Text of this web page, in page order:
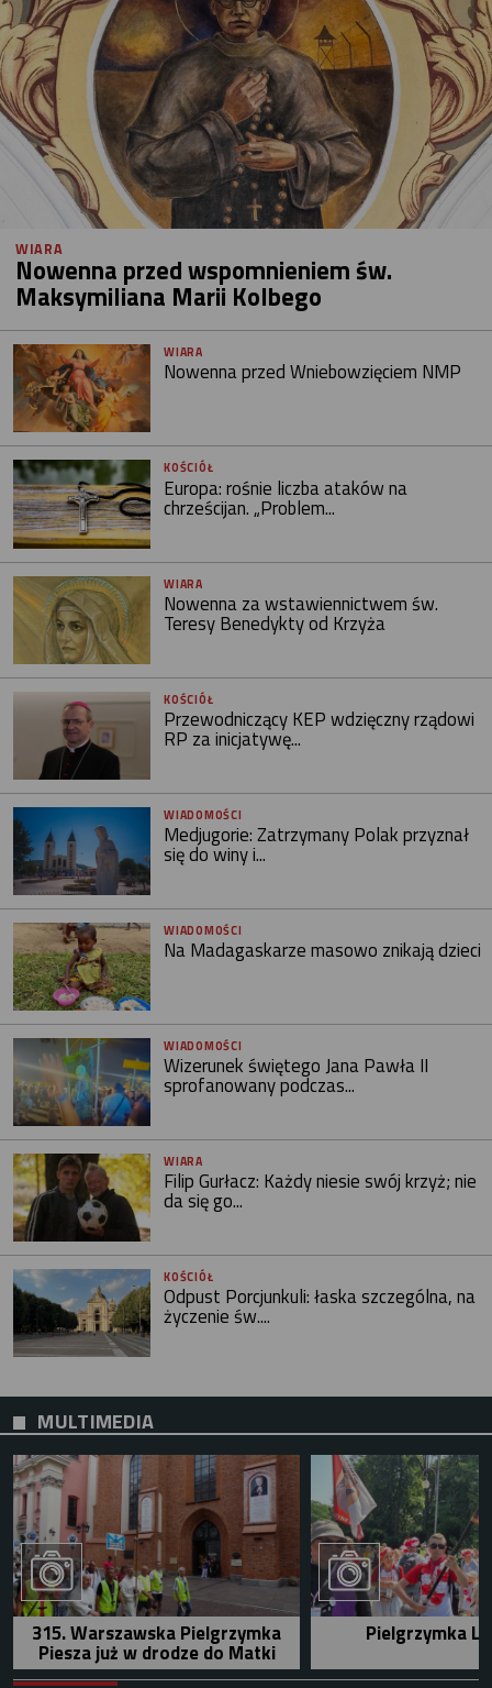
WIARA
Nowenna przed wspomnieniem św.
Maksymiliana Marii Kolbego
WIARA
Nowenna przed Wniebowzięciem NMP
KOŚCIÓŁ
Europa: rośnie liczba ataków na
chrześcijan. „Problem...
WIARA
Nowenna za wstawiennictwem św.
Teresy Benedykty od Krzyża
KOŚCIÓŁ
Przewodniczący KEP wdzięczny rządowi
RP za inicjatywę...
WIADOMOŚCI
Medjugorie: Zatrzymany Polak przyznał
się do winy i...
WIADOMOŚCI
Na Madagaskarze masowo znikają dzieci
WIADOMOŚCI
Wizerunek świętego Jana Pawła II
sprofanowany podczas...
WIARA
Filip Gurłacz: Każdy niesie swój krzyż; nie
da się go...
KOŚCIÓŁ
Odpust Porcjunkuli: łaska szczególna, na
życzenie św....
MULTIMEDIA
315. Warszawska Pielgrzymka
Piesza już w drodze do Matki
Pielgrzymka